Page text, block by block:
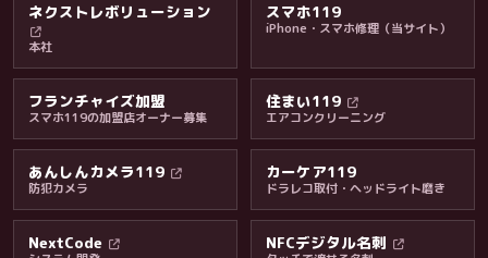
料金・保証・ご案内
ネクストレボリューション
本社
スマホ119
iPhone・スマホ修理（当サイト）
フランチャイズ加盟
スマホ119の加盟店オーナー募集
住まい119
エアコンクリーニング
あんしんカメラ119
防犯カメラ
カーケア119
ドラレコ取付・ヘッドライト磨き
NextCode NFCデジタル名刺